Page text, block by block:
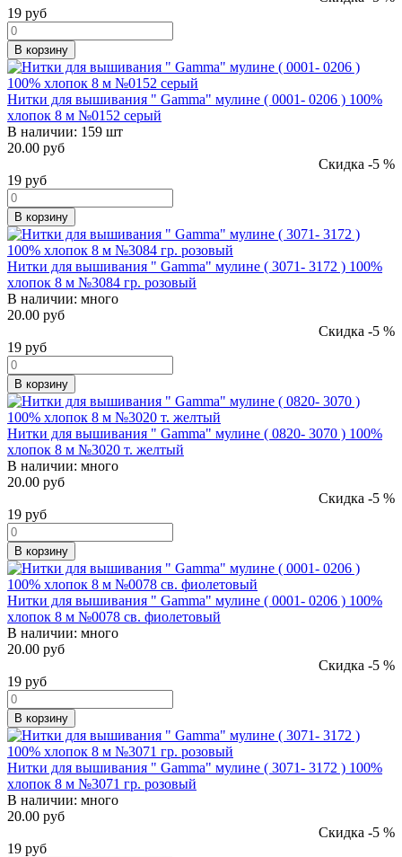
19 руб
В корзину
Нитки для вышивания " Gamma" мулине ( 0001- 0206 ) 100%
хлопок 8 м №0152 серый
В наличии: 159 шт
20.00 руб
Скидка -5 %
19 руб
В корзину
Нитки для вышивания " Gamma" мулине ( 3071- 3172 ) 100%
хлопок 8 м №3084 гр. розовый
В наличии: много
20.00 руб
Скидка -5 %
19 руб
В корзину
Нитки для вышивания " Gamma" мулине ( 0820- 3070 ) 100%
хлопок 8 м №3020 т. желтый
В наличии: много
20.00 руб
Скидка -5 %
19 руб
В корзину
Нитки для вышивания " Gamma" мулине ( 0001- 0206 ) 100%
хлопок 8 м №0078 св. фиолетовый
В наличии: много
20.00 руб
Скидка -5 %
19 руб
В корзину
Нитки для вышивания " Gamma" мулине ( 3071- 3172 ) 100%
хлопок 8 м №3071 гр. розовый
В наличии: много
20.00 руб
Скидка -5 %
19 руб